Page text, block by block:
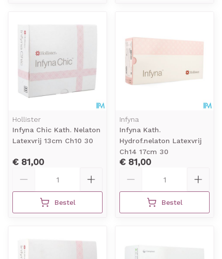
Hollister
Infyna Chic Kath. Nelaton
Latexvrij 13cm Ch10 30
€ 81,00
Bestel
Infyna
Infyna Kath.
Hydrof.nelaton Latexvrij
Ch14 17cm 30
€ 81,00
Bestel